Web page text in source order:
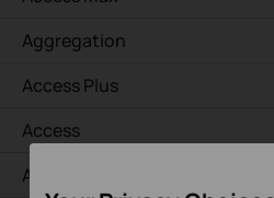
Aggregation
Access Plus
Access
Access Pro